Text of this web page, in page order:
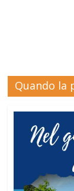
Quando la